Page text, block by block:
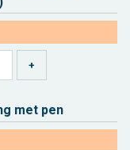
met pen